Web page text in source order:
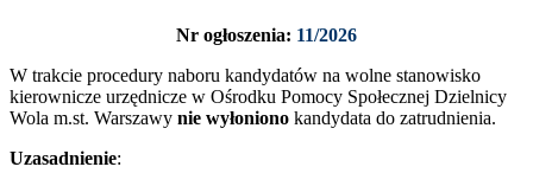
Nr ogłoszenia: 11/2026
W trakcie procedury naboru kandydatów na wolne stanowisko
kierownicze urzędnicze w Ośrodku Pomocy Społecznej Dzielnicy
Wola m.st. Warszawy nie wyłoniono kandydata do zatrudnienia.
Uzasadnienie: